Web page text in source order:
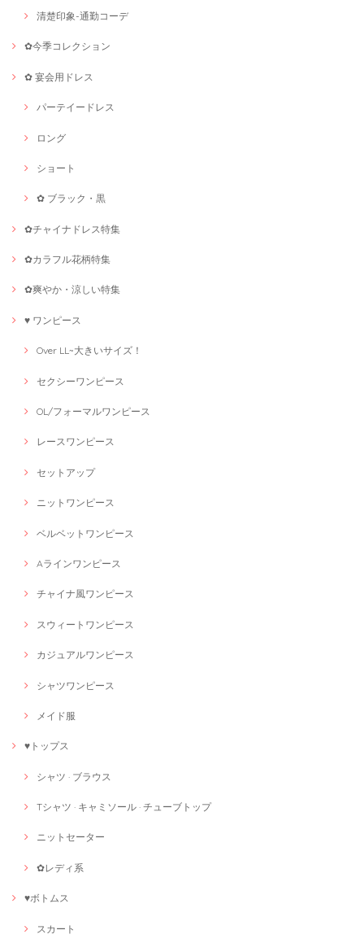
清楚印象-通勤コーデ
✿今季コレクション
✿ 宴会用ドレス
パーテイードレス
ロング
ショート
✿ ブラック・黒
✿チャイナドレス特集
✿カラフル花柄特集
✿爽やか・涼しい特集
♥ ワンピース
Over LL~大きいサイズ！
セクシーワンピース
OL/フォーマルワンピース
レースワンピース
セットアップ
ニットワンピース
ベルベットワンピース
Aラインワンピース
チャイナ風ワンピース
スウィートワンピース
カジュアルワンピース
シャツワンピース
メイド服
♥トップス
シャツ · ブラウス
Tシャツ · キャミソール · チューブトップ
ニットセーター
✿レディ系
♥ボトムス
スカート